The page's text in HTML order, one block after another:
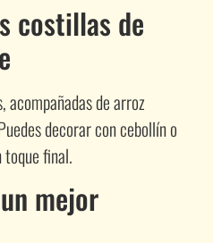
costillas de
de arroz
decorar con cebollín o
final.
mejor